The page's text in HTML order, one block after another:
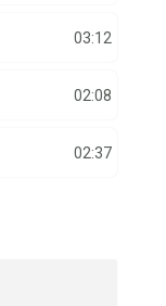
03:12
02:08
02:37